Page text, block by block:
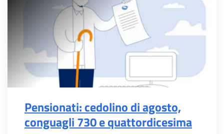
Pensionati: cedolino di agosto,
conguagli 730 e quattordicesima